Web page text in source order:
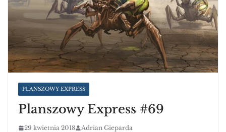
PLANSZOWY EXPRESS
Planszowy Express #69
29 kwietnia 2018 Adrian Gieparda